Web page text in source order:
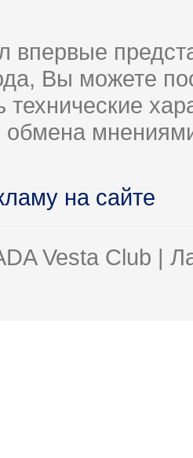
впервые
Вы можете
технические
на сайте
Vesta Club |